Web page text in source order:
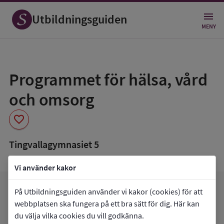
Vi använder kakor
På Utbildningsguiden använder vi kakor (cookies) för att
webbplatsen ska fungera på ett bra sätt för dig. Här kan
du välja vilka cookies du vill godkänna.
Utbildningsguiden MENY
Programmet för hälsa, vård
och omsorg
favorite
som
favorit
Tingvallagymnasiet 5
Gå tillTingvallagymnasiet 5arrow_forward
Mina favoriterfavorite